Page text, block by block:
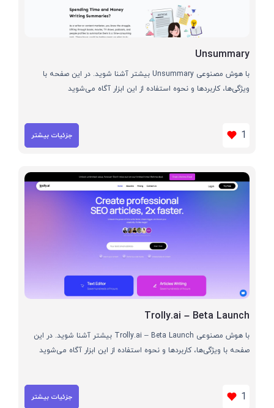
Unsummary
با هوش مصنوعی Unsummary بیشتر آشنا شوید. در این صفحه با
ویژگی‌ها، کاربردها و نحوه استفاده از این ابزار آگاه می‌شوید
1 جزئیات بیشتر
Trolly.ai – Beta Launch
با هوش مصنوعی Trolly.ai – Beta Launch بیشتر آشنا شوید. در این
صفحه با ویژگی‌ها، کاربردها و نحوه استفاده از این ابزار آگاه می‌شوید
1 جزئیات بیشتر